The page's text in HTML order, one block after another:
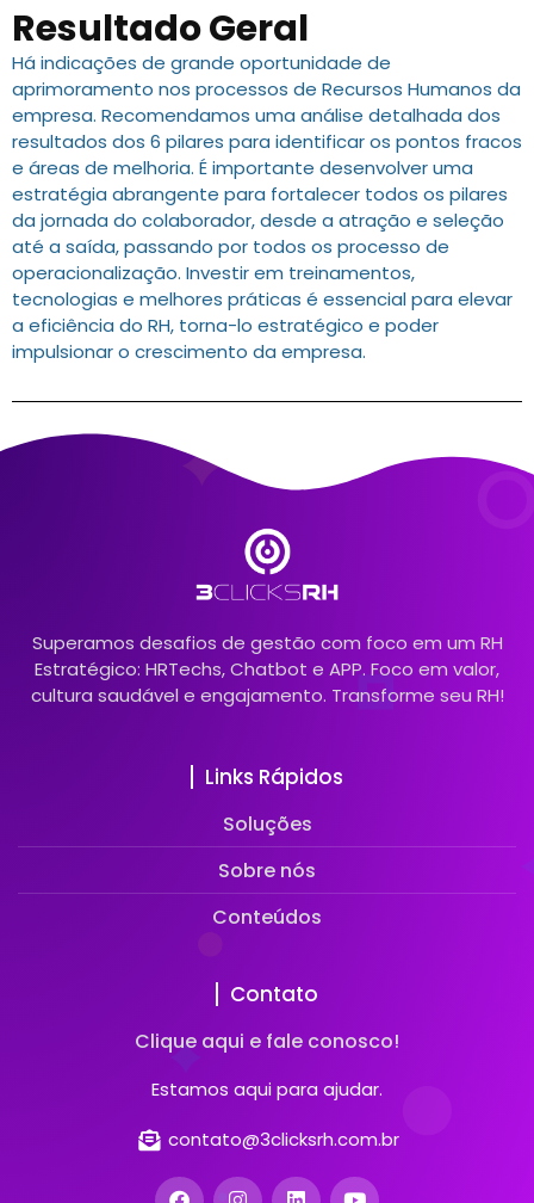
Resultado Geral
Há indicações de grande oportunidade de
aprimoramento nos processos de Recursos Humanos da
empresa. Recomendamos uma análise detalhada dos
resultados dos 6 pilares para identificar os pontos fracos
e áreas de melhoria. É importante desenvolver uma
estratégia abrangente para fortalecer todos os pilares
da jornada do colaborador, desde a atração e seleção
até a saída, passando por todos os processo de
operacionalização. Investir em treinamentos,
tecnologias e melhores práticas é essencial para elevar
a eficiência do RH, torna-lo estratégico e poder
impulsionar o crescimento da empresa.
Superamos desafios de gestão com foco em um RH
Estratégico: HRTechs, Chatbot e APP. Foco em valor,
cultura saudável e engajamento. Transforme seu RH!
Links Rápidos
Soluções
Sobre nós
Conteúdos
Contato
Clique aqui e fale conosco!
Estamos aqui para ajudar.
contato@3clicksrh.com.br